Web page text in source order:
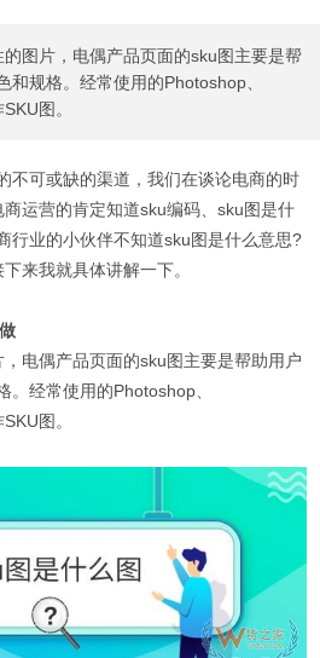
图片，电偶产品页面的sku图主要是帮
和规格。经常使用的Photoshop、
图。
不可或缺的渠道，我们在谈论电商的时
运营的肯定知道sku编码、sku图是什
行业的小伙伴不知道sku图是什么意思?
来我就具体讲解一下。
电偶产品页面的sku图主要是帮助用户
。经常使用的Photoshop、
图。